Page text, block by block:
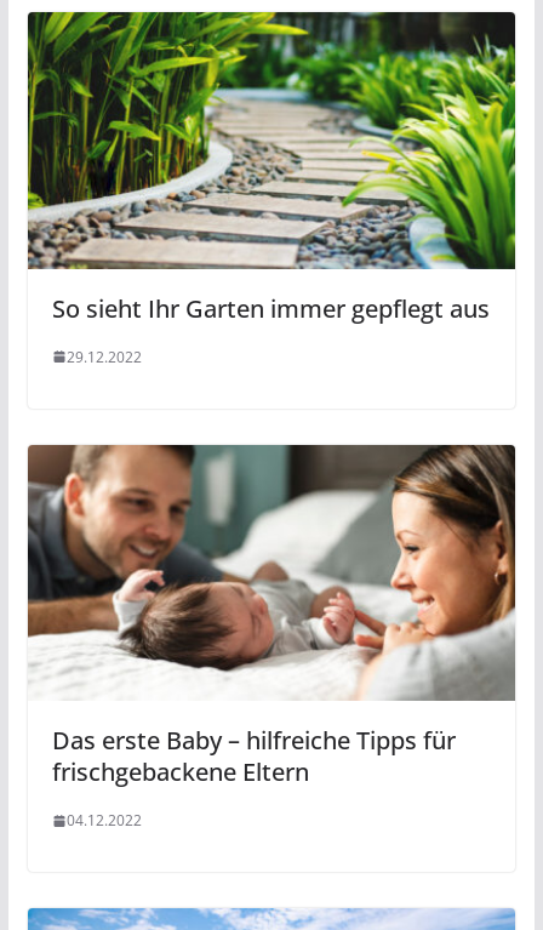
So sieht Ihr Garten immer gepflegt aus
29.12.2022
Das erste Baby – hilfreiche Tipps für
frischgebackene Eltern
04.12.2022